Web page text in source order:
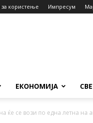
за користење Импресум
ЕКОНОМИЈА
ќе се вози по една летна на